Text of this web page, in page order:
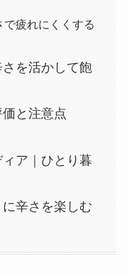
疲れにくくする
を活かして飽
と注意点
ア｜ひとり暮
辛さを楽しむ